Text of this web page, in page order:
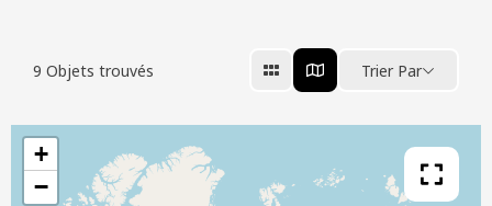
9 Objets trouvés Trier Par
+
−